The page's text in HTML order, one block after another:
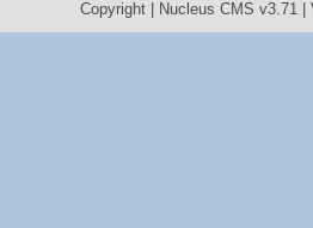
Copyright | Nucleus CMS v3.71